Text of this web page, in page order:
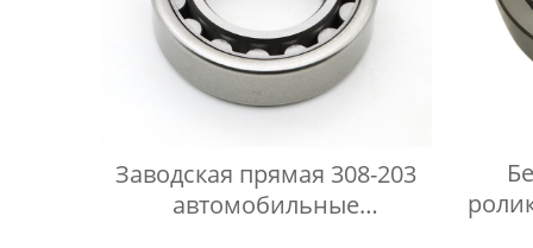
Заводская прямая 308-203
автомобильные